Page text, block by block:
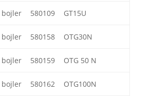
bojler 580109 GT15U
bojler 580158 OTG30N
bojler 580159 OTG 50 N
bojler 580162 OTG100N